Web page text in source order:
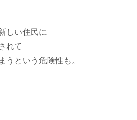
しい住民に
れて
うという危険性も。